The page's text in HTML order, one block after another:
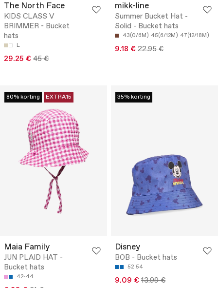
The North Face
KIDS CLASS V
BRIMMER - Bucket
hats
L
29.25 € 45 €
mikk-line
Summer Bucket Hat -
Solid - Bucket hats
43(0/6M) 45(6/12M) 47(12/18M)
9.18 € 22.95 €
80% korting EXTRA15
Maia Family
JUN PLAID HAT -
Bucket hats
42-44
35% korting
Disney
BOB - Bucket hats
52 54
9.09 € 13.99 €